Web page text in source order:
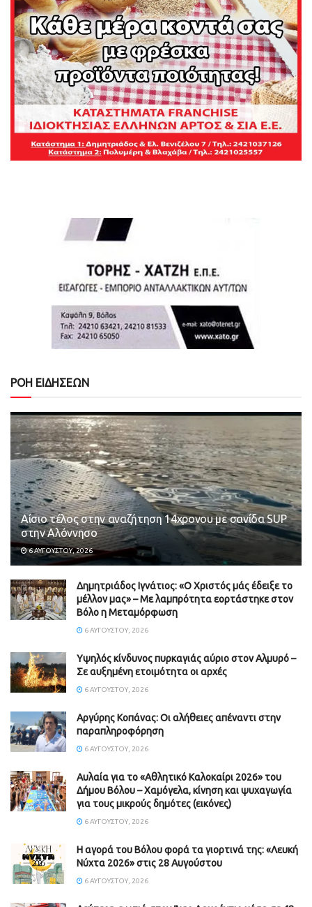
ΡΟΗ ΕΙΔΗΣΕΩΝ
Αίσιο τέλος στην αναζήτηση 14χρονου με σανίδα SUP
στην Αλόννησο
6 ΑΥΓΟΎΣΤΟΥ, 2026
Δημητριάδος Ιγνάτιος: «Ο Χριστός μάς έδειξε το
μέλλον μας» – Με λαμπρότητα εορτάστηκε στον
Βόλο η Μεταμόρφωση
6 ΑΥΓΟΎΣΤΟΥ, 2026
Υψηλός κίνδυνος πυρκαγιάς αύριο στον Αλμυρό –
Σε αυξημένη ετοιμότητα οι αρχές
6 ΑΥΓΟΎΣΤΟΥ, 2026
Aργύρης Κοπάνας: Οι αλήθειες απέναντι στην
παραπληροφόρηση
6 ΑΥΓΟΎΣΤΟΥ, 2026
Αυλαία για το «Αθλητικό Καλοκαίρι 2026» του
Δήμου Βόλου – Χαμόγελα, κίνηση και ψυχαγωγία
για τους μικρούς δημότες (εικόνες)
6 ΑΥΓΟΎΣΤΟΥ, 2026
Η αγορά του Βόλου φορά τα γιορτινά της: «Λευκή
Νύχτα 2026» στις 28 Αυγούστου
6 ΑΥΓΟΎΣΤΟΥ, 2026